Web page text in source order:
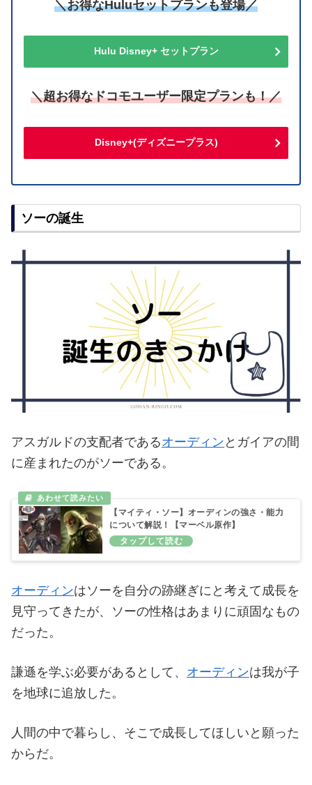
＼お得なHuluセットプランも登場／
Hulu Disney+ セットプラン
＼超お得なドコモユーザー限定プランも！／
Disney+(ディズニープラス)
ソーの誕生
アスガルドの支配者であるオーディン とガイアの間
に産まれたのがソーである。
【マイティ・ソー】オーディンの強さ・能力
について解説！【マーベル原作】
オーディンはソーを自分の跡継ぎにと考えて成長を
見守ってきたが、ソーの性格はあまりに頑固なもの
だった。
謙遜を学ぶ必要があるとして、 オーディンは我が子
を地球に追放した。
人間の中で暮らし、そこで成長してほしいと願った
からだ。